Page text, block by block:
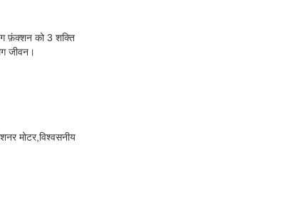
फ़ंक्शन को 3 शक्ति
जीवन।
मोटर,विश्वसनीय